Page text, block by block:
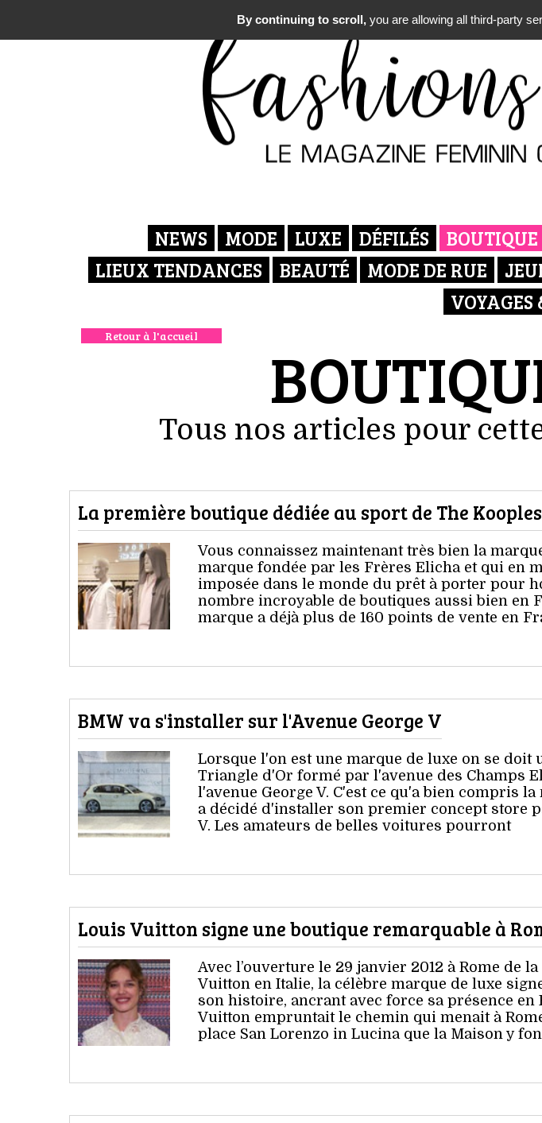
NEWS MODE LUXE DÉFILÉS BOUTIQUE
LIEUX TENDANCES
BEAUTÉ MODE DE RUE
VOYAGES
Retour à l'accueil
Tous nos articles pour
La première boutique dédiée au sport de The Kooples
Vous connaissez maintenant très bien la
marque fondée par les Frères Elicha et qui en
imposée dans le monde du prêt à porter pour
nombre incroyable de boutiques aussi bien en
marque a déjà plus de 160 points de vente en
BMW va s'installer sur l'Avenue George V
Lorsque l'on est une marque de luxe on se
Triangle d'Or formé par l'avenue des Champs
l'avenue George V. C'est ce qu'a bien compris
a décidé d'installer son premier concept store
V. Les amateurs de belles voitures pourront
Louis Vuitton signe une boutique remarquable à
Avec l’ouverture le 29 janvier 2012 à Rome de
Vuitton en Italie, la célèbre marque de luxe
son histoire, ancrant avec force sa présence en
Vuitton empruntait le chemin qui menait à
place San Lorenzo in Lucina que la Maison y
By continuing to scroll, you are allowing all third-party